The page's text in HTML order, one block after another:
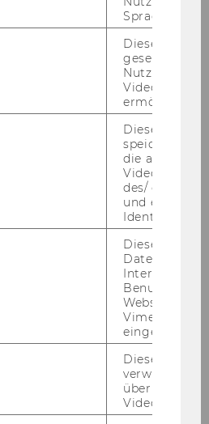
Dr. Fritz Breuss
Ober­mann, Department-​
für Bildung,
Sprache
Dieser
gesetzt, um
Nutzung des
Videoplayers
ermöglichen
Dieses Cookie
speichert
die aktuellen
des/ der
und einen
Dieses
Daten über
Interaktionen
Websites, auf
Vimeo-Video
eingebettet
Dieses
verwendet,
überprüfen,
Video